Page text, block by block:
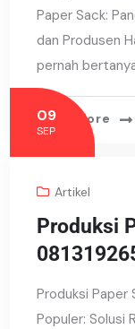
Paper Sack:
dan Produsen
pernah
Read More
09
SEP
Artikel
Produksi
Produksi Paper
Populer: Solusi